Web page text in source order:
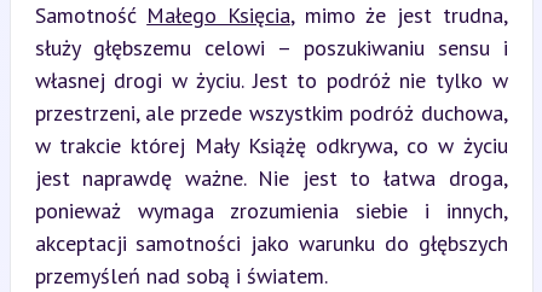
Samotność Małego Księcia, mimo że jest trudna,
służy głębszemu celowi – poszukiwaniu sensu i
własnej drogi w życiu. Jest to podróż nie tylko w
przestrzeni, ale przede wszystkim podróż duchowa,
w trakcie której Mały Książę odkrywa, co w życiu
jest naprawdę ważne. Nie jest to łatwa droga,
ponieważ wymaga zrozumienia siebie i innych,
akceptacji samotności jako warunku do głębszych
przemyśleń nad sobą i światem.